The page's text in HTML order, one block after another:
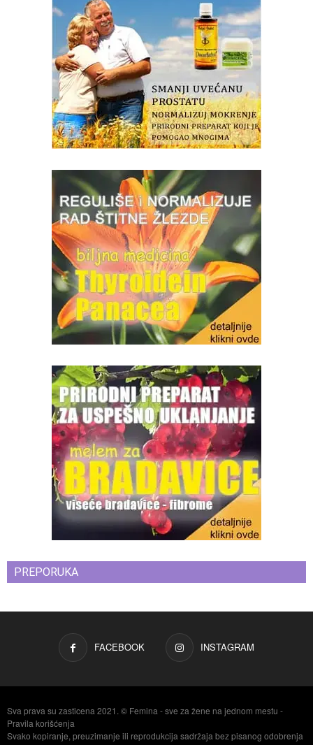
PREPORUKA
FACEBOOK INSTAGRAM
Sva prava su zasticena 2021. © Femina - sve za žene na jednom mestu -
Pravila korišćenja
Svako kopiranje, preuzimanje ili reprodukcija sadržaja bez pisanog odobrenja